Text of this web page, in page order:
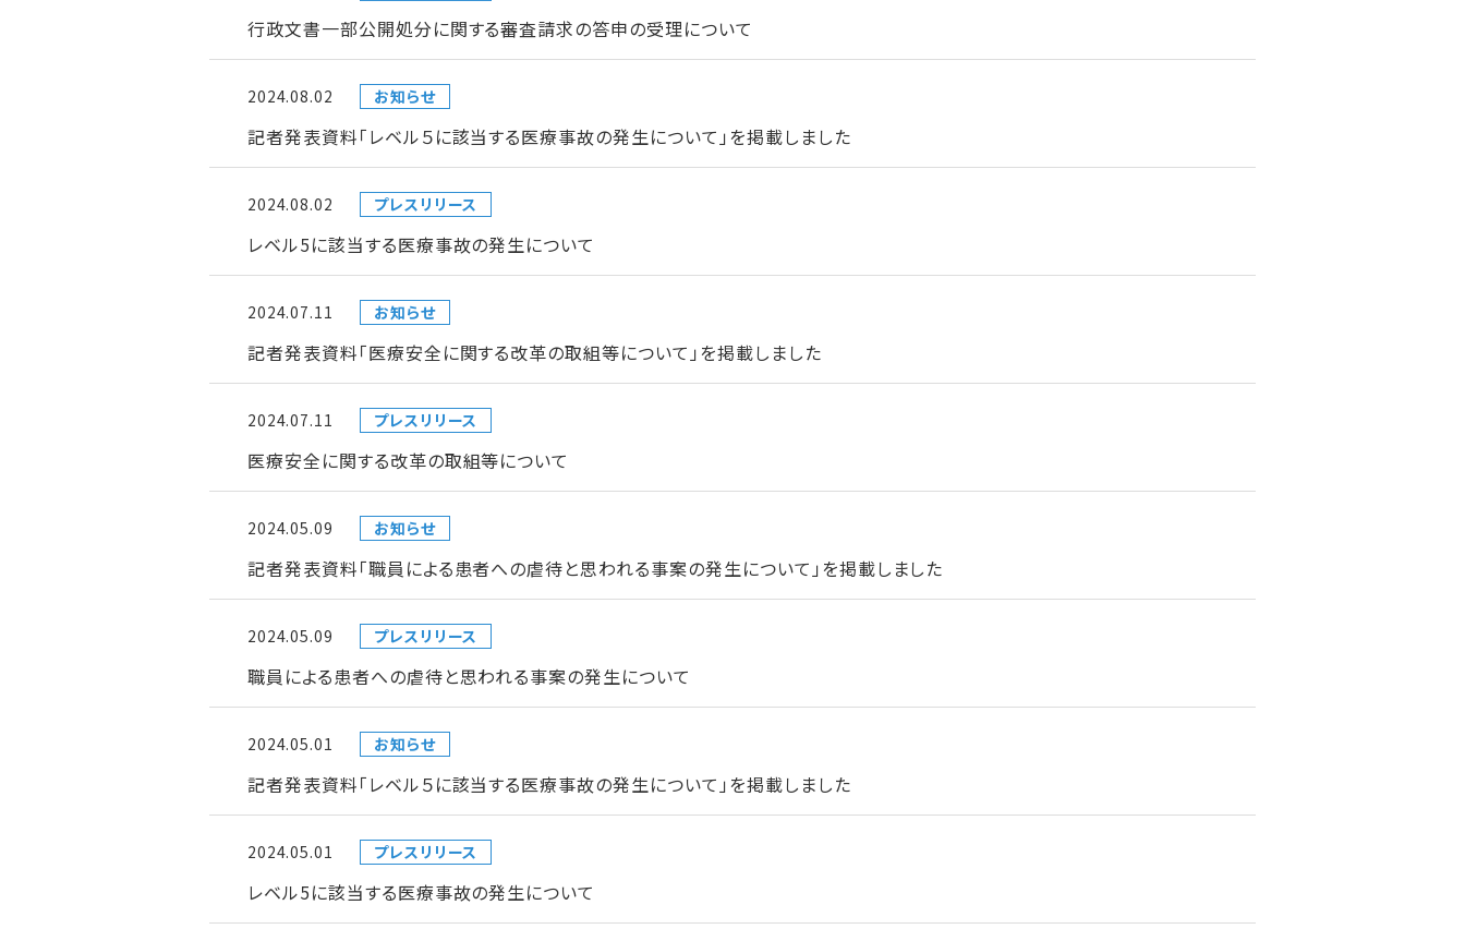
行政文書一部公開処分に関する審査請求の答申の受理について
2024.08.02 お知らせ
記者発表資料「レベル５に該当する医療事故の発生について」を掲載しました
2024.08.02 プレスリリース
レベル5に該当する医療事故の発生について
2024.07.11 お知らせ
記者発表資料「医療安全に関する改革の取組等について」を掲載しました
2024.07.11 プレスリリース
医療安全に関する改革の取組等について
2024.05.09 お知らせ
記者発表資料「職員による患者への虐待と思われる事案の発生について」を掲載しました
2024.05.09 プレスリリース
職員による患者への虐待と思われる事案の発生について
2024.05.01 お知らせ
記者発表資料「レベル５に該当する医療事故の発生について」を掲載しました
2024.05.01 プレスリリース
レベル5に該当する医療事故の発生について